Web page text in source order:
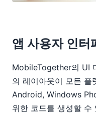
앱 사용자 인터
MobileTogether의 UI
의 레이아웃이 모든 플
Android, Windows
위한 코드를 생성할 수